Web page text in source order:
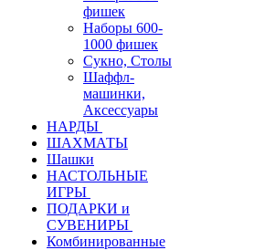
фишек
Наборы 600-
1000 фишек
Сукно, Столы
Шаффл-
машинки,
Аксессуары
НАРДЫ
ШАХМАТЫ
Шашки
НАСТОЛЬНЫЕ
ИГРЫ
ПОДАРКИ и
СУВЕНИРЫ
Комбинированные